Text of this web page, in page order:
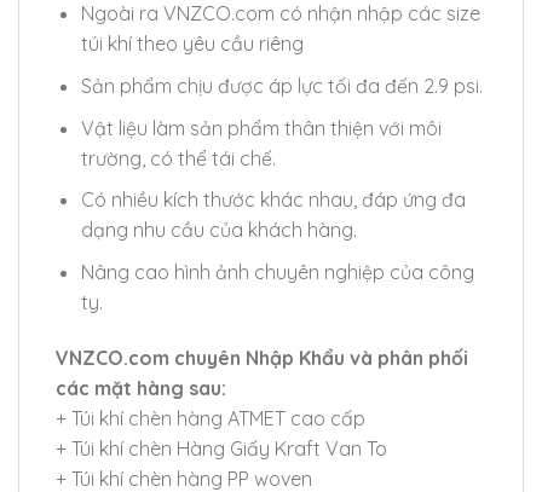
Ngoài ra VNZCO.com có nhận nhập các size
túi khí theo yêu cầu riêng
Sản phẩm chịu được áp lực tối đa đến 2.9 psi.
Vật liệu làm sản phẩm thân thiện với môi
trường, có thể tái chế.
Có nhiều kích thước khác nhau, đáp ứng đa
dạng nhu cầu của khách hàng.
Nâng cao hình ảnh chuyên nghiệp của công
ty.
VNZCO.com chuyên Nhập Khẩu và phân phối
các mặt hàng sau:
+ Túi khí chèn hàng ATMET cao cấp
+ Túi khí chèn Hàng Giấy Kraft Van To
+ Túi khí chèn hàng PP woven